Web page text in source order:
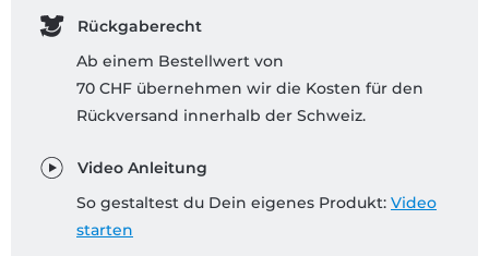
Rückgaberecht
Ab einem Bestellwert von
70 CHF übernehmen wir die Kosten für den
Rückversand innerhalb der Schweiz.
Video Anleitung
So gestaltest du Dein eigenes Produkt: Video
starten